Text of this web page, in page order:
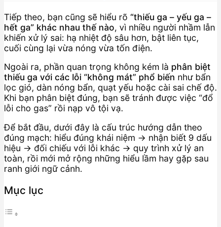
Tiếp theo, bạn cũng sẽ hiểu rõ “thiếu ga – yếu ga –
hết ga” khác nhau thế nào, vì nhiều người nhầm lẫn
khiến xử lý sai: hạ nhiệt độ sâu hơn, bật liên tục,
cuối cùng lại vừa nóng vừa tốn điện.
Ngoài ra, phần quan trọng không kém là phân biệt
thiếu ga với các lỗi “không mát” phổ biến như bẩn
lọc gió, dàn nóng bẩn, quạt yếu hoặc cài sai chế độ.
Khi bạn phân biệt đúng, bạn sẽ tránh được việc “đổ
lỗi cho gas” rồi nạp vô tội vạ.
Để bắt đầu, dưới đây là cấu trúc hướng dẫn theo
đúng mạch: hiểu đúng khái niệm → nhận biết 9 dấu
hiệu → đối chiếu với lỗi khác → quy trình xử lý an
toàn, rồi mới mở rộng những hiểu lầm hay gặp sau
ranh giới ngữ cảnh.
Mục lục